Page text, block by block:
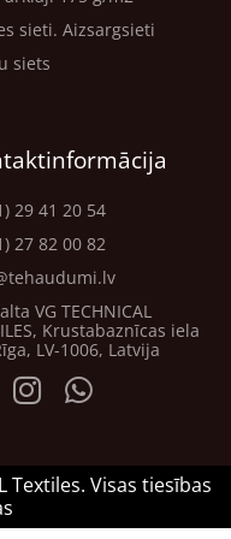
sieti. Aizsargsieti
siets
29 41 20 54
27 82 00 82
VG TECHNICAL
Krustabaznīcas iela
LV-1006, Latvija
Textiles. Visas tiesības